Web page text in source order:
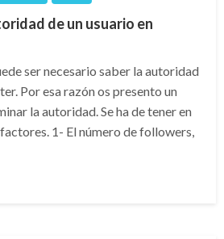
de un usuario en
ser necesario saber la autoridad
Por esa razón os presento un
la autoridad. Se ha de tener en
1- El número de followers,